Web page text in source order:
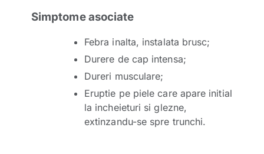
Simptome asociate
Febra inalta, instalata brusc;
Durere de cap intensa;
Dureri musculare;
Eruptie pe piele care apare initial
la incheieturi si glezne,
extinzandu-se spre trunchi.